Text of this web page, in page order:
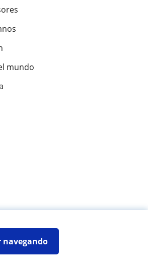
navegando
mundo
Profesores particulares